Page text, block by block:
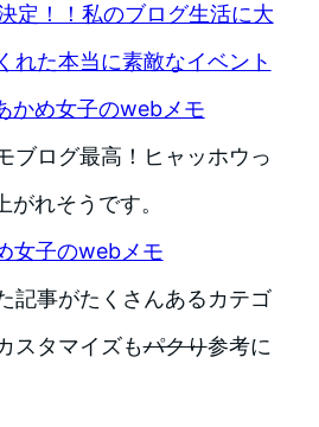
定！！私のブログ生活に大
れた本当に素敵なイベント
かめ女子のwebメモ
ブログ最高！ヒャッホウっ
がれそうです。
女子のwebメモ
記事がたくさんあるカテゴ
スタマイズもパクり参考に